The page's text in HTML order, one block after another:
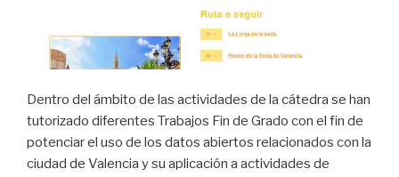
Dentro del ámbito de las actividades de la cátedra se han
tutorizado diferentes Trabajos Fin de Grado con el fin de
potenciar el uso de los datos abiertos relacionados con la
ciudad de Valencia y su aplicación a actividades de